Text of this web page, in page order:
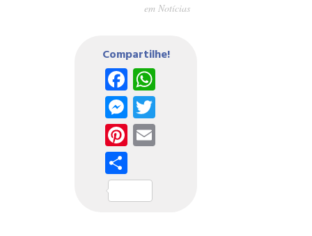
em Notícias
Compartilhe!
Facebook
WhatsApp
Messenger
Twitter
Pinterest
Email
Share